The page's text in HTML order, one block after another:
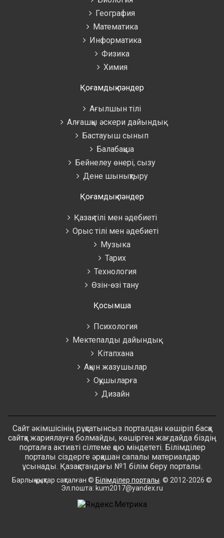
География
Математика
Информатика
Физика
Химия
Қоғамдық пәндер
Ағылшын тілі
Алғашқы әскери дайындық
Бастауыш сынып
Балабақша
Бейнелеу өнері, сызу
Дене шынықтыру
Қоғамдық пәндер
Қазақ тілі мен әдебиеті
Орыс тілі мен әдебиеті
Музыка
Тарих
Технология
Өзін-өзі тану
Қосымша
Психология
Мектепалды дайындық
Кітапхана
Ақын жазушылар
Оқушыларға
Дизайн
Сайт әкімшісінің рұқсатынсыз порталдан көшіріп басқа
сайтқа жариялауға болмайды, көшірген жағдайда біздің
порталға активті сілтеме қою міндететі. Білімділер
порталы сіздерге әрқашан сапалы материалдар
ұсынады. Қазақстандағы №1 білім беру порталы.
Барлық құқықтар сақталған © Білімділер порталы . © 2012-2026 ©
Эл.пошта: kum2017@yandex.ru